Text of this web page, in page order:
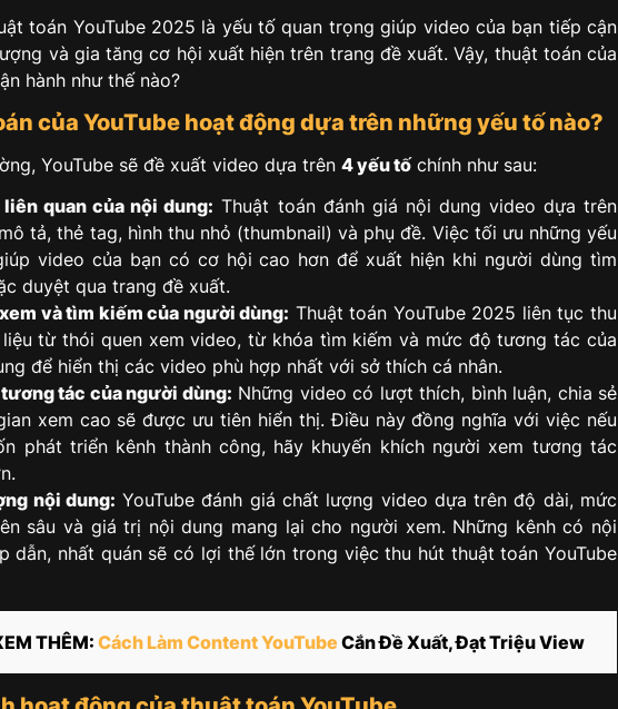
toán YouTube 2025 là yếu tố quan trọng giúp video của bạn tiếp cận
và gia tăng cơ hội xuất hiện trên trang đề xuất. Vậy, thuật toán của
hành như thế nào?
của YouTube hoạt động dựa trên những yếu tố nào?
YouTube sẽ đề xuất video dựa trên 4 yếu tốchính như sau:
quan của nội dung: Thuật toán đánh giá nội dung video dựa trên
tả, thẻ tag, hình thu nhỏ (thumbnail) và phụ đề. Việc tối ưu những yếu
video của bạn có cơ hội cao hơn để xuất hiện khi người dùng tìm
duyệt qua trang đề xuất.
và tìm kiếm của người dùng: Thuật toán YouTube 2025 liên tục thu
từ thói quen xem video, từ khóa tìm kiếm và mức độ tương tác của
để hiển thị các video phù hợp nhất với sở thích cá nhân.
tác của người dùng: Những video có lượt thích, bình luận, chia sẻ
xem cao sẽ được ưu tiên hiển thị. Điều này đồng nghĩa với việc nếu
phát triển kênh thành công, hãy khuyến khích người xem tương tác
nội dung: YouTube đánh giá chất lượng video dựa trên độ dài, mức
sâu và giá trị nội dung mang lại cho người xem. Những kênh có nội
dẫn, nhất quán sẽ có lợi thế lớn trong việc thu hút thuật toán YouTube
THÊM: Cách Làm Content YouTube Cắn Đề Xuất, Đạt Triệu View